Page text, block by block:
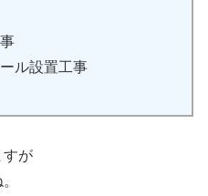
ル設置工事
すが